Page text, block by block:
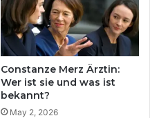
Constanze Merz Ärztin:
Wer ist sie und was ist
bekannt?
May 2, 2026